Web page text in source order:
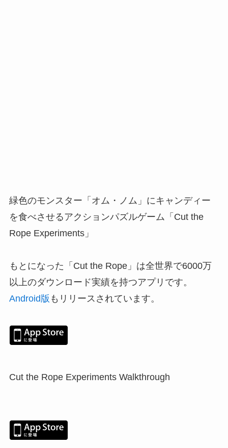
緑色のモンスター「オム・ノム」にキャンディー
を食べさせるアクションパズルゲーム「Cut the
Rope Experiments」
もとになった「 Cut the Rope」は全世界で6000万
以上のダウンロード実績を持つアプリです。
Android版 もリリースされています。
Cut the Rope Experiments Walkthrough